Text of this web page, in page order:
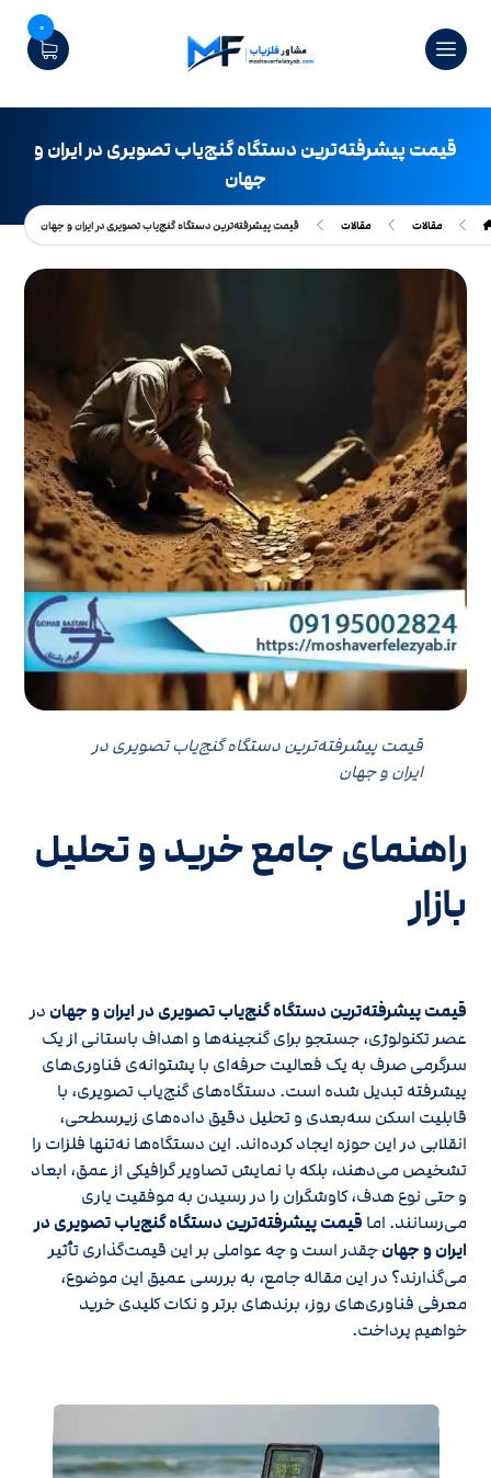
0
قیمت پیشرفته‌ترین دستگاه گنج‌یاب تصویری در ایران و
جهان
مقالات مقالات قیمت پیشرفته‌ترین دستگاه گنج‌یاب تصویری در ایران و جهان
قیمت پیشرفته‌ترین دستگاه گنج‌یاب تصویری در
ایران و جهان
راهنمای جامع خرید و تحلیل
بازار
قیمت پیشرفته‌ترین دستگاه گنج‌یاب تصویری در ایران و جهان در
عصر تکنولوژی، جستجو برای گنجینه‌ها و اهداف باستانی از یک
سرگرمی صرف به یک فعالیت حرفه‌ای با پشتوانه‌ی فناوری‌های
پیشرفته تبدیل شده است. دستگاه‌های گنج‌یاب تصویری، با
قابلیت اسکن سه‌بعدی و تحلیل دقیق داده‌های زیرسطحی،
انقلابی در این حوزه ایجاد کرده‌اند. این دستگاه‌ها نه‌تنها فلزات را
تشخیص می‌دهند، بلکه با نمایش تصاویر گرافیکی از عمق، ابعاد
و حتی نوع هدف، کاوشگران را در رسیدن به موفقیت یاری
می‌رسانند. اما قیمت پیشرفته‌ترین دستگاه گنج‌یاب تصویری در
ایران و جهانچقدر است و چه عواملی بر این قیمت‌گذاری تأثیر
می‌گذارند؟ در این مقاله جامع، به بررسی عمیق این موضوع،
معرفی فناوری‌های روز، برندهای برتر و نکات کلیدی خرید
خواهیم پرداخت.